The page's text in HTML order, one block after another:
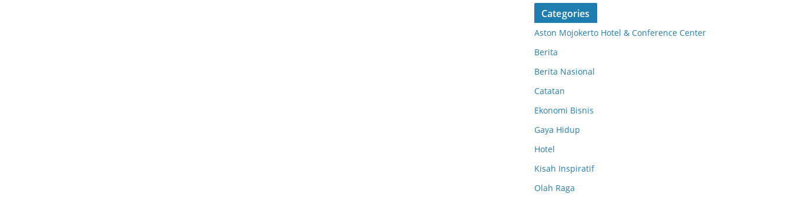
Categories
Aston Mojokerto Hotel & Conference Center
Berita
Berita Nasional
Catatan
Ekonomi Bisnis
Gaya Hidup
Hotel
Kisah Inspiratif
Olah Raga